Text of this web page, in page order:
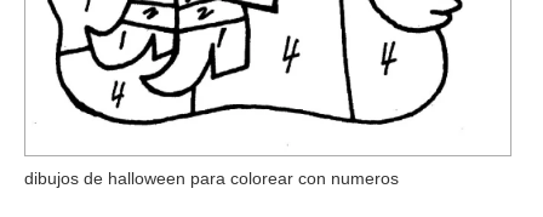
dibujos de halloween para colorear con numeros